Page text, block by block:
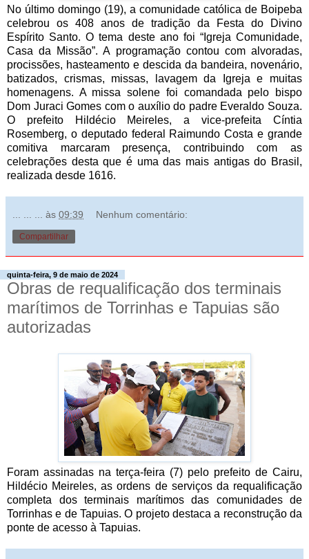
No último domingo (19), a comunidade católica de Boipeba
celebrou os 408 anos de tradição da Festa do Divino
Espírito Santo. O tema deste ano foi “Igreja Comunidade,
Casa da Missão”. A programação contou com alvoradas,
procissões, hasteamento e descida da bandeira, novenário,
batizados, crismas, missas, lavagem da Igreja e muitas
homenagens. A missa solene foi comandada pelo bispo
Dom Juraci Gomes com o auxílio do padre Everaldo Souza.
O prefeito Hildécio Meireles, a vice-prefeita Cíntia
Rosemberg, o deputado federal Raimundo Costa e grande
comitiva marcaram presença, contribuindo com as
celebrações desta que é uma das mais antigas do Brasil,
realizada desde 1616.
às 09:39 Nenhum comentário:
Compartilhar
quinta-feira, 9 de maio de 2024
Obras de requalificação dos terminais
marítimos de Torrinhas e Tapuias são
autorizadas
Foram assinadas na terça-feira (7) pelo prefeito de Cairu,
Hildécio Meireles, as ordens de serviços da requalificação
completa dos terminais marítimos das comunidades de
Torrinhas e de Tapuias. O projeto destaca a reconstrução da
ponte de acesso à Tapuias.